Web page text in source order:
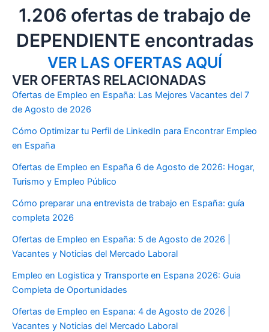
1.206 ofertas de trabajo de
DEPENDIENTE encontradas
VER LAS OFERTAS AQUÍ
VER OFERTAS RELACIONADAS
Ofertas de Empleo en España: Las Mejores Vacantes del 7
de Agosto de 2026
Cómo Optimizar tu Perfil de LinkedIn para Encontrar Empleo
en España
Ofertas de Empleo en España 6 de Agosto de 2026: Hogar,
Turismo y Empleo Público
Cómo preparar una entrevista de trabajo en España: guía
completa 2026
Ofertas de Empleo en España: 5 de Agosto de 2026 |
Vacantes y Noticias del Mercado Laboral
Empleo en Logistica y Transporte en Espana 2026: Guia
Completa de Oportunidades
Ofertas de Empleo en Espana: 4 de Agosto de 2026 |
Vacantes y Noticias del Mercado Laboral